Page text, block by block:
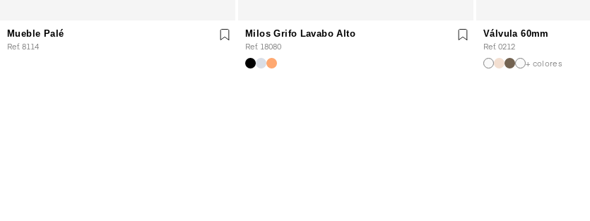
Mueble Palé
Ref. 8114
Milos Grifo Lavabo Alto
Ref. 18080
Válvula 60mm
Ref. 0212
+ colores